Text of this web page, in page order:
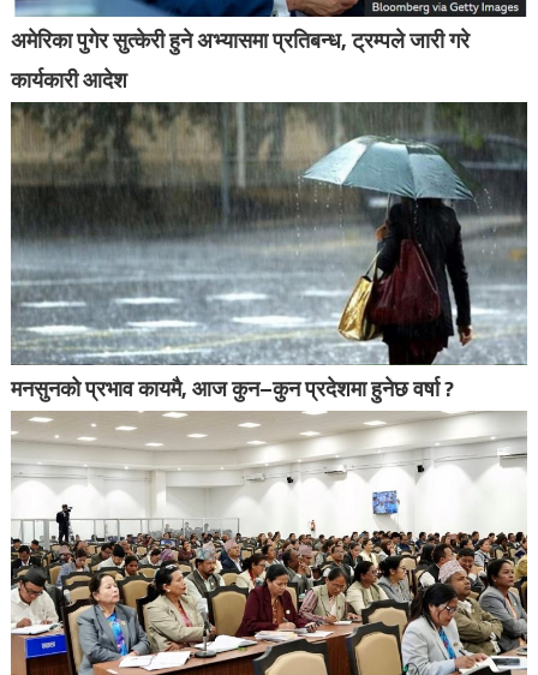
अमेरिका पुगेर सुत्केरी हुने अभ्यासमा प्रतिबन्ध, ट्रम्पले जारी गरे
कार्यकारी आदेश
मनसुनको प्रभाव कायमै, आज कुन–कुन प्रदेशमा हुनेछ वर्षा ?